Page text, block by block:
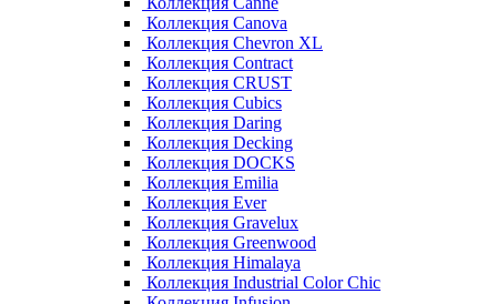
Коллекция Canova
Коллекция Chevron XL
Коллекция Contract
Коллекция CRUST
Коллекция Cubics
Коллекция Daring
Коллекция Decking
Коллекция DOCKS
Коллекция Emilia
Коллекция Ever
Коллекция Gravelux
Коллекция Greenwood
Коллекция Himalaya
Коллекция Industrial Color Chic